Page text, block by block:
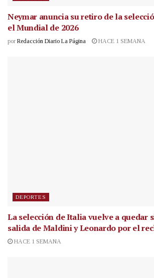
Neymar anuncia su retiro de la
el Mundial de 2026
por Redacción Diario La Página HACE 1 SEMANA
DEPORTES
La selección de Italia vuelve a quedar
salida de Maldini y Leonardo por el
HACE 1 SEMANA